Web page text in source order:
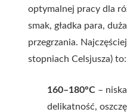
optymalnej pracy dla
smak, gładka para,
przegrzania.
stopniach Celsjusza) to:
160–180°C –
delikatność,